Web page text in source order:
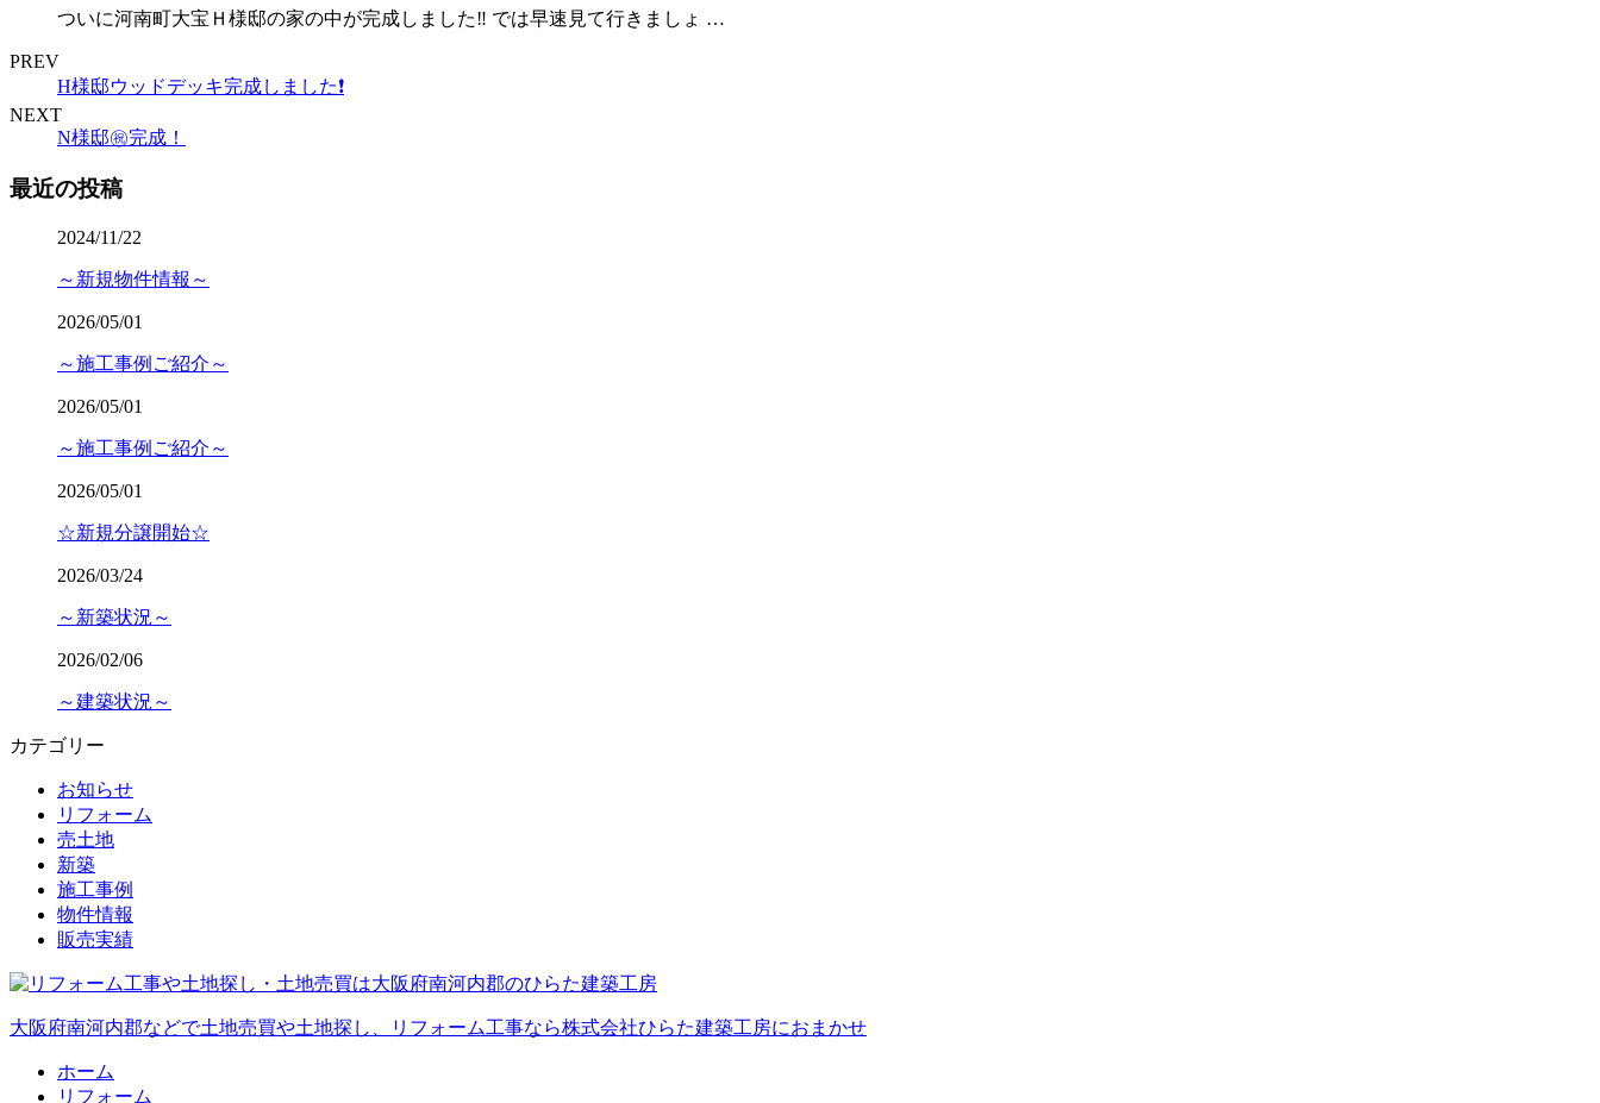
ついに河南町大宝Ｈ様邸の家の中が完成しました‼️ では早速見て行きましょ …
PREV
H様邸ウッドデッキ完成しました❗️
NEXT
N様邸㊗️完成！
最近の投稿
2024/11/22
～新規物件情報～
2026/05/01
～施工事例ご紹介～
2026/05/01
～施工事例ご紹介～
2026/05/01
☆新規分譲開始☆
2026/03/24
～新築状況～
2026/02/06
～建築状況～
カテゴリー
お知らせ
リフォーム
売土地
新築
施工事例
物件情報
販売実績
大阪府南河内郡などで土地売買や土地探し、リフォーム工事なら株式会社ひらた建築工房におまかせ
ホーム
リフォーム